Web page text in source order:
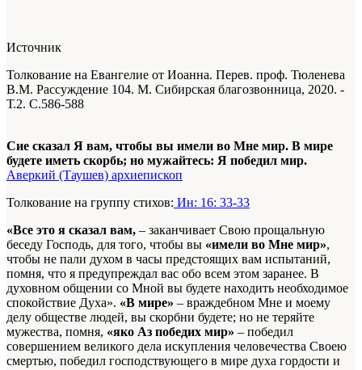
Источник
Толкование на Евангелие от Иоанна. Перев. проф. Тюленева
В.М. Рассуждение 104. М. Сибирская благозвонница, 2020. -
Т.2. С.586-588
Сие сказал Я вам, чтобы вы имели во Мне мир. В мире
будете иметь скорбь; но мужайтесь: Я победил мир.
Аверкий (Таушев) архиепископ
Толкование на группу стихов: Ин: 16: 33-33
«Все это я сказал вам, – заканчивает Свою прощальную
беседу Господь, для того, чтобы вы «имели во Мне мир»,
чтобы не пали духом в часы предстоящих вам испытаний,
помня, что я предупреждал вас обо всем этом заранее. В
духовном общении со Мной вы будете находить необходимое
спокойствие Духа». «В мире» – враждебном Мне и моему
делу обществе людей, вы скорбни будете; но не теряйте
мужества, помня, «яко Аз победих мир» – победил
совершением великого дела искупления человечества Своею
смертью, победил господствующего в мире духа гордости и